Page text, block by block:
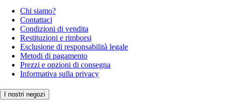
Chi siamo?
Contattaci
Condizioni di vendita
Restituzioni e rimborsi
Esclusione di responsabilità legale
Metodi di pagamento
Prezzi e opzioni di consegna
Informativa sulla privacy
I nostri negozi